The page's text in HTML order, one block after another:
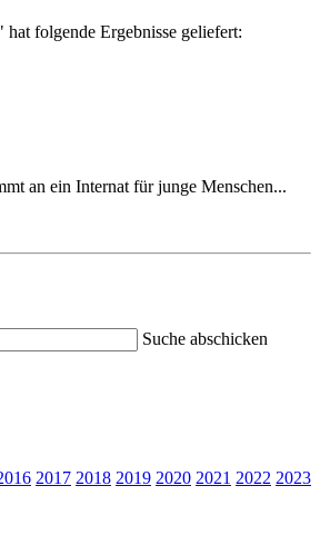
folgende Ergebnisse geliefert:
an ein Internat für junge Menschen...
Suche abschicken
2017 2018 2019 2020 2021 2022 2023